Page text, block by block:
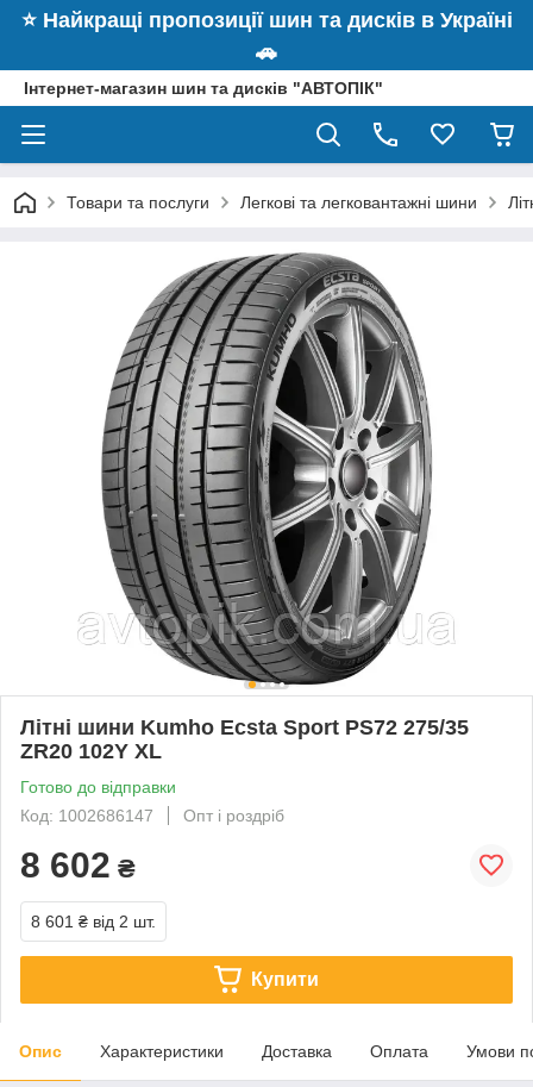
⭐️ Найкращі пропозиції шин та дисків в Україні
🚗
Інтернет-магазин шин та дисків "АВТОПІК"
Товари та послуги Легкові та легковантажні шини
Літні шини Kumho Ecsta Sport PS72 275/35
ZR20 102Y XL
Готово до відправки
Код: 1002686147
Опт і роздріб
8 602 ₴
8 601 ₴ від 2 шт.
Купити
Опис Характеристики Доставка Оплата Умови